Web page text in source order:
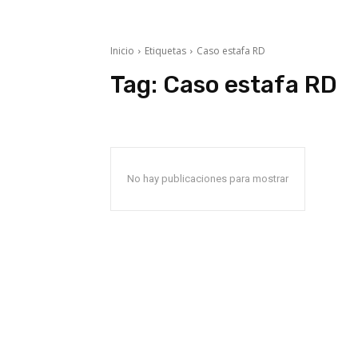
Inicio Etiquetas Caso estafa RD
Tag: Caso estafa RD
No hay publicaciones para mostrar